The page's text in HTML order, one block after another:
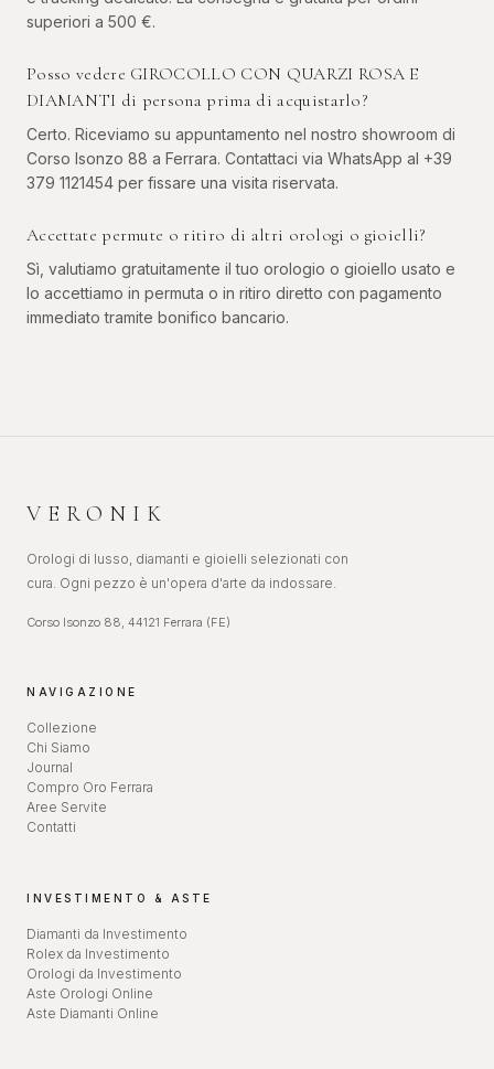
superiori a 500 €.
Posso vedere GIROCOLLO CON QUARZI ROSA E
DIAMANTI di persona prima di acquistarlo?
Certo. Riceviamo su appuntamento nel nostro showroom di
Corso Isonzo 88 a Ferrara. Contattaci via WhatsApp al +39
379 1121454 per fissare una visita riservata.
Accettate permute o ritiro di altri orologi o gioielli?
Sì, valutiamo gratuitamente il tuo orologio o gioiello usato e
lo accettiamo in permuta o in ritiro diretto con pagamento
immediato tramite bonifico bancario.
VERONIK
Orologi di lusso, diamanti e gioielli selezionati con
cura. Ogni pezzo è un'opera d'arte da indossare.
Corso Isonzo 88, 44121 Ferrara (FE)
NAVIGAZIONE
Collezione
Chi Siamo
Journal
Compro Oro Ferrara
Aree Servite
Contatti
INVESTIMENTO & ASTE
Diamanti da Investimento
Rolex da Investimento
Orologi da Investimento
Aste Orologi Online
Aste Diamanti Online